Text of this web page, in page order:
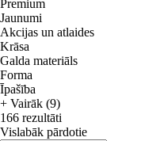
Premium
Jaunumi
Akcijas un atlaides
Krāsa
Galda materiāls
Forma
Īpašība
+ Vairāk (9)
166 rezultāti
Vislabāk pārdotie